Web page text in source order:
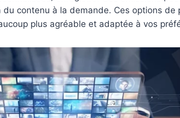
contenu à la demande. Ces options de
plus agréable et adaptée à vos